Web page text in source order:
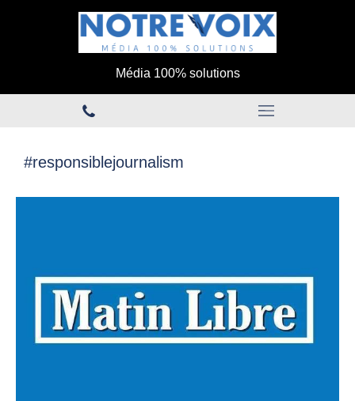
Média 100% solutions
#responsiblejournalism